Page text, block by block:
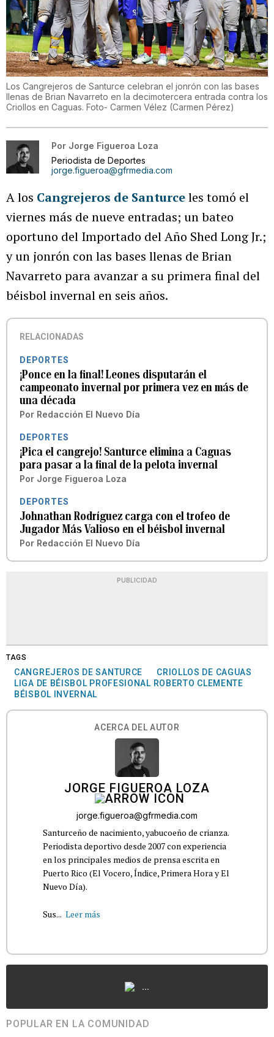
Los Cangrejeros de Santurce celebran el jonrón con las bases
llenas de Brian Navarreto en la decimotercera entrada contra los
Criollos en Caguas. Foto- Carmen Vélez (Carmen Pérez)
Por Jorge Figueroa Loza
Periodista de Deportes
jorge.figueroa@gfrmedia.com
A los Cangrejeros de Santurceles tomó el
viernes más de nueve entradas; un bateo
oportuno del Importado del Año Shed Long Jr.;
y un jonrón con las bases llenas de Brian
Navarreto para avanzar a su primera final del
béisbol invernal en seis años.
RELACIONADAS
DEPORTES
¡Ponce en la final! Leones disputarán el
campeonato invernal por primera vez en más de
una década
Por Redacción El Nuevo Día
DEPORTES
¡Pica el cangrejo! Santurce elimina a Caguas
para pasar a la final de la pelota invernal
Por Jorge Figueroa Loza
DEPORTES
Johnathan Rodríguez carga con el trofeo de
Jugador Más Valioso en el béisbol invernal
Por Redacción El Nuevo Día
PUBLICIDAD
TAGS
CANGREJEROS DE SANTURCE
CRIOLLOS DE CAGUAS
LIGA DE BÉISBOL PROFESIONAL ROBERTO CLEMENTE
BÉISBOL INVERNAL
ACERCA DEL AUTOR
JORGE FIGUEROA LOZA
jorge.figueroa@gfrmedia.com
Santurceño de nacimiento, yabucoeño de crianza.
Periodista deportivo desde 2007 con experiencia
en los principales medios de prensa escrita en
Puerto Rico (El Vocero, Índice, Primera Hora y El
Nuevo Día).
Sus... Leer más
...
POPULAR EN LA COMUNIDAD